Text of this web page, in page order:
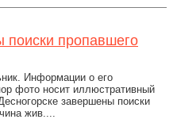
поиски пропавшего
Информации о его
фото носит иллюстративный
завершены поиски
жив....